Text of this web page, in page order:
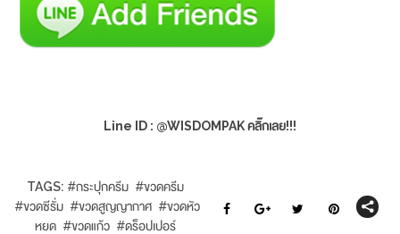
Line ID : @WISDOMPAK คลิ๊กเลย!!!
TAGS: #กระปุกครีม #ขวดครีม
#ขวดซีรั่ม #ขวดสูญญากาศ #ขวดหัว
หยด #ขวดแก้ว #ดร็อปเปอร์